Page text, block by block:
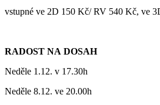
vstupné ve 2D 150 Kč/ RV 540 Kč, ve
RADOST NA DOSAH
Neděle 1.12. v 17.30h
Neděle 8.12. ve 20.00h